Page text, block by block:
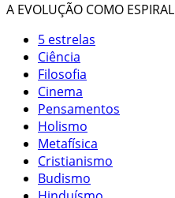
A EVOLUÇÃO COMO ESPIRAL
5 estrelas
Ciência
Filosofia
Cinema
Pensamentos
Holismo
Metafísica
Cristianismo
Budismo